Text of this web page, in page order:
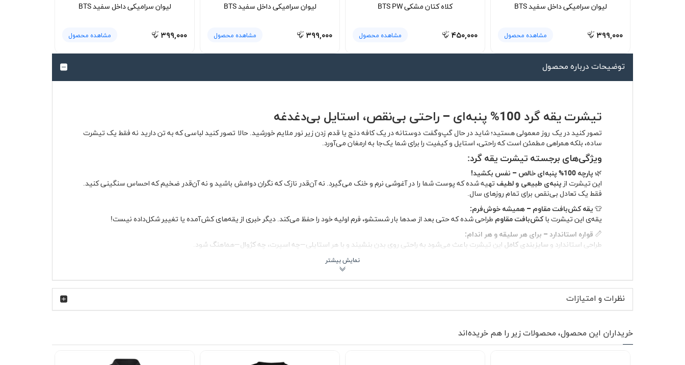
گردنی کلاه شو
لیوان سرامیکی داخل سفید BTS
۳۹۹,۰۰۰ مشاهده محصول
کلاه کتان مشکی BTS PW
۴۵۰,۰۰۰ مشاهده محصول
لیوان سرامیکی داخل سفید BTS
۳۹۹,۰۰۰ مشاهده محصول
لیوان سرامیکی داخل سفید BTS
۳۹۹,۰۰۰ مشاهده محصول
توضیحات درباره محصول
تیشرت یقه گرد 100% پنبه‌ای – راحتی بی‌نقص، استایل بی‌دغدغه
تصور کنید در یک روز معمولی هستید؛ شاید در حال گپ‌وگفت دوستانه در یک کافه دنج یا قدم زدن زیر نور ملایم خورشید. حالا تصور کنید لباسی که به تن دارید نه فقط یک تیشرت
ساده، بلکه همراهی مطمئن است که راحتی، استایل و کیفیت را برای شما یک‌جا به ارمغان می‌آورد.
ویژگی‌های برجسته تیشرت یقه گرد:
🌿 پارچه 100% پنبه‌ای خالص – نفس بکشید!
این تیشرت از پنبه‌ی طبیعی و لطیف تهیه شده که پوست شما را در آغوشی نرم و خنک می‌گیرد. نه آن‌قدر نازک که نگران دوامش باشید و نه آن‌قدر ضخیم که احساس سنگینی کنید.
فقط یک تعادل بی‌نقص برای تمام روزهای سال.
👕 یقه کش‌بافت مقاوم – همیشه خوش‌فرم:
یقه‌ی این تیشرت باکش‌بافت مقاوم طراحی شده که حتی بعد از صدها بار شستشو، فرم اولیه خود را حفظ می‌کند. دیگر خبری از یقه‌های کش‌آمده یا تغییر شکل‌داده نیست!
📏 قواره استاندارد – برای هر سلیقه و هر اندام:
طراحی استاندارد و سایزبندی کامل این تیشرت باعث می‌شود به راحتی روی بدن بنشیند و با هر استایلی—چه اسپرت، چه کژوال—هماهنگ شود.
از طیف وسیعی از رنگ‌های زنده و شیک انتخاب کنید. چه طرفدار رنگ‌های کلاسیک باشید، چه دنبال تنالیته‌های خاص، این تیشرت همیشه یک گزینه‌ی جذاب برای شما دارد.
این تیشرت به راحتی قابل شستشو است و بدون نگرانی از تغییر رنگ یا سایز، همیشه مثل روز اول تازه می‌ماند.
انتخاب کنید.
نظرات و امتیازات
خریداران این محصول، محصولات زیر را هم خریده‌اند